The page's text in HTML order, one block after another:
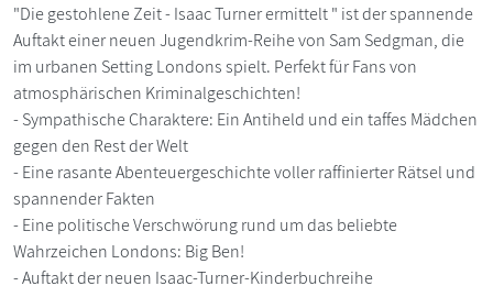
"Die gestohlene Zeit - Isaac Turner ermittelt " ist der spannende
Auftakt einer neuen Jugendkrim-Reihe von Sam Sedgman, die
im urbanen Setting Londons spielt. Perfekt für Fans von
atmosphärischen Kriminalgeschichten!
- Sympathische Charaktere: Ein Antiheld und ein taffes Mädchen
gegen den Rest der Welt
- Eine rasante Abenteuergeschichte voller raffinierter Rätsel und
spannender Fakten
- Eine politische Verschwörung rund um das beliebte
Wahrzeichen Londons: Big Ben!
- Auftakt der neuen Isaac-Turner-Kinderbuchreihe